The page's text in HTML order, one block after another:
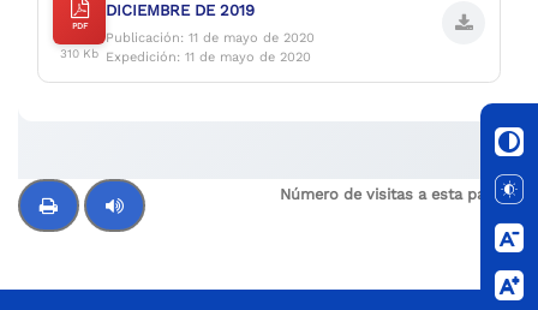
PDF
310 Kb
DICIEMBRE DE 2019
Publicación: 11 de mayo de 2020
Expedición: 11 de mayo de 2020
Número de visitas a esta página: